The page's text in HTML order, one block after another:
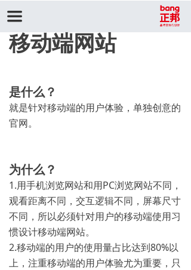
끀
移动端网站
是什么？
就是针对移动端的用户体验，单独创意的
官网。
为什么？
1.用手机浏览网站和用PC浏览网站不同，
观看距离不同，交互逻辑不同，屏幕尺寸
不同，所以必须针对用户的移动端使用习
惯设计移动端网站。
2.移动端的用户的使用量占比达到80%以
上，注重移动端的用户体验尤为重要，只